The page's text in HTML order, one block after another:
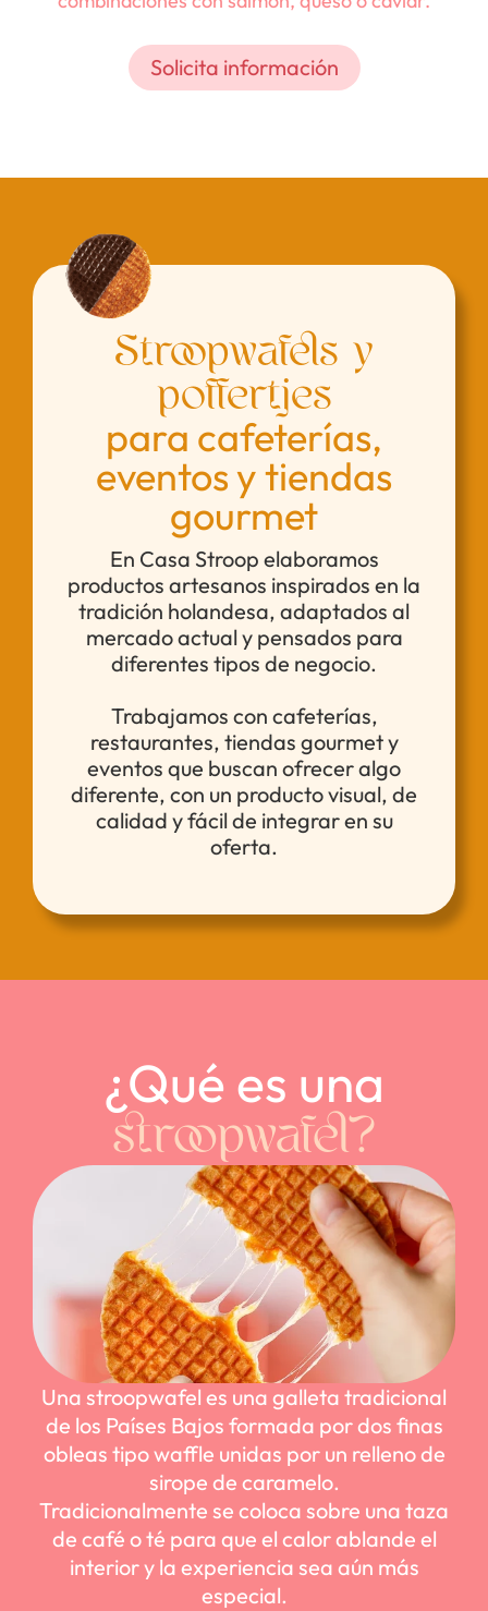
Solicita información
Stroopwafels y
poffertjes
para cafeterías,
eventos y tiendas
gourmet
En Casa Stroop elaboramos
productos artesanos inspirados en la
tradición holandesa, adaptados al
mercado actual y pensados para
diferentes tipos de negocio.
Trabajamos con cafeterías,
restaurantes, tiendas gourmet y
eventos que buscan ofrecer algo
diferente, con un producto visual, de
calidad y fácil de integrar en su
oferta.
¿Qué es una
stroopwafel?
Una stroopwafel es una galleta tradicional
de los Países Bajos formada por dos finas
obleas tipo waffle unidas por un relleno de
sirope de caramelo.
Tradicionalmente se coloca sobre una taza
de café o té para que el calor ablande el
interior y la experiencia sea aún más
especial.